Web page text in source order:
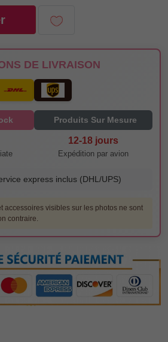
DE LIVRAISON
Produits Sur Mesure
12-18 jours
Expédition par avion
express inclus (DHL/UPS)
accessoires visibles sur les photos ne sont
contraire.